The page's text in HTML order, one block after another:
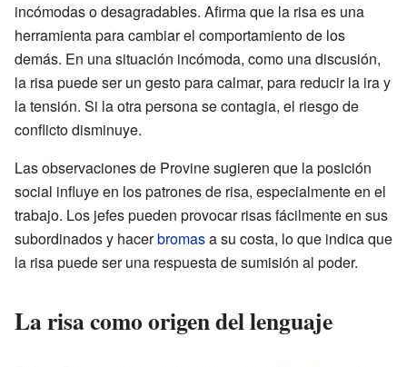
incómodas o desagradables. Afirma que la risa es una
herramienta para cambiar el comportamiento de los
demás. En una situación incómoda, como una discusión,
la risa puede ser un gesto para calmar, para reducir la ira y
la tensión. Si la otra persona se contagia, el riesgo de
conflicto disminuye.
Las observaciones de Provine sugieren que la posición
social influye en los patrones de risa, especialmente en el
trabajo. Los jefes pueden provocar risas fácilmente en sus
subordinados y hacerbromasa su costa, lo que indica que
la risa puede ser una respuesta de sumisión al poder.
La risa como origen del lenguaje